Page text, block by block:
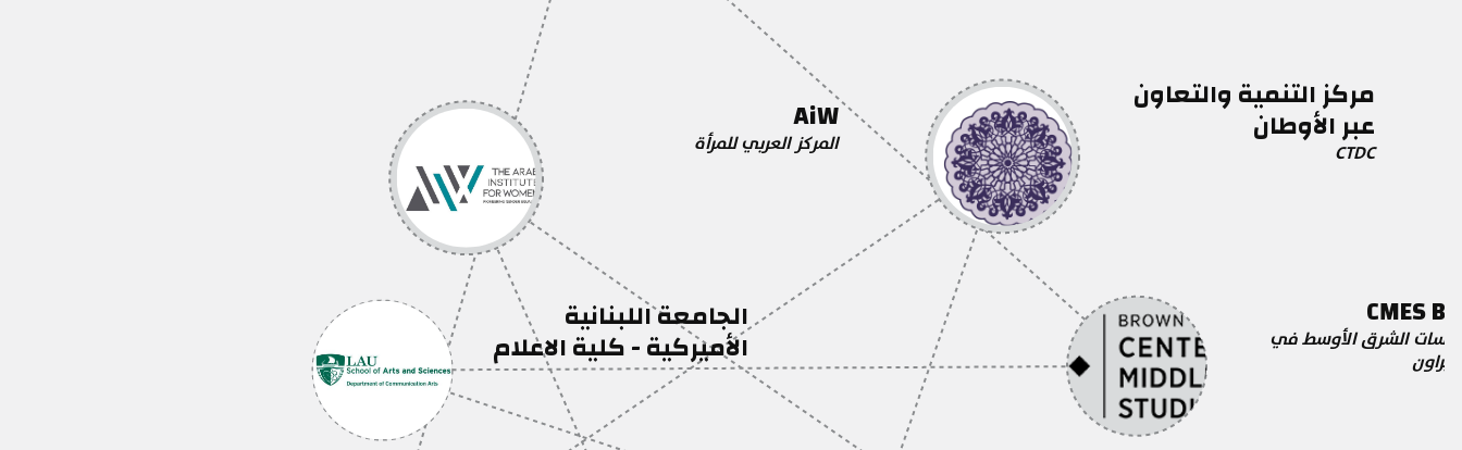
مركز التنمية والتعاون
عبر الأوطان
CTDC
AiW
المركز العربي للمرأة
الجامعة اللبنانية
الأميركية - كلية الاعلام
CMES
الشرق الأوسط في
براون